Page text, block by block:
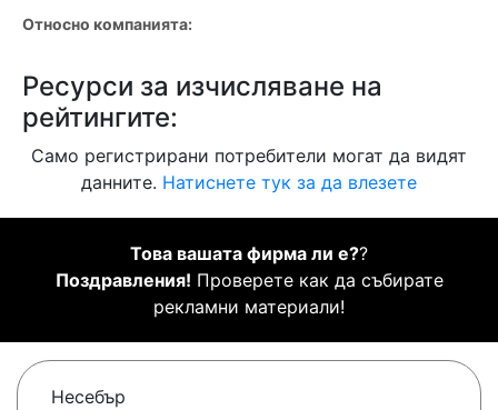
Относно компанията:
Ресурси за изчисляване на
рейтингите:
Само регистрирани потребители могат да видят
данните. Натиснете тук за да влезете
Това вашата фирма ли е??
Поздравления! Проверете как да събирате
рекламни материали!
Несебър